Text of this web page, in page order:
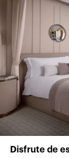
Disfrute de